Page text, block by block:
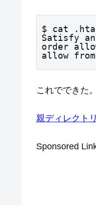
$ cat
Satisfy
order
allow
これでできた
親ディレクト
Sponsored